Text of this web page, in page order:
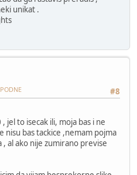
unikat .
#8
jel to isecak ili, moja bas i ne
nisu bas tackice ,nemam pojma
, al ako nije zumirano previse